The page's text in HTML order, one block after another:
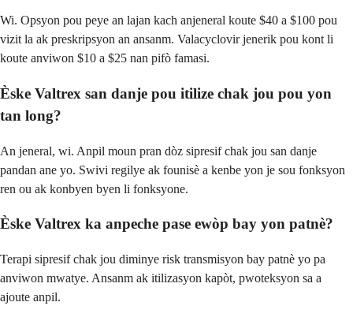
Wi. Opsyon pou peye an lajan kach anjeneral koute $40 a $100 pou
vizit la ak preskripsyon an ansanm. Valacyclovir jenerik pou kont li
koute anviwon $10 a $25 nan pifò famasi.
Èske Valtrex san danje pou itilize chak jou pou yon
tan long?
An jeneral, wi. Anpil moun pran dòz sipresif chak jou san danje
pandan ane yo. Swivi regilye ak founisè a kenbe yon je sou fonksyon
ren ou ak konbyen byen li fonksyone.
Èske Valtrex ka anpeche pase ewòp bay yon patnè?
Terapi sipresif chak jou diminye risk transmisyon bay patnè yo pa
anviwon mwatye. Ansanm ak itilizasyon kapòt, pwoteksyon sa a
ajoute anpil.